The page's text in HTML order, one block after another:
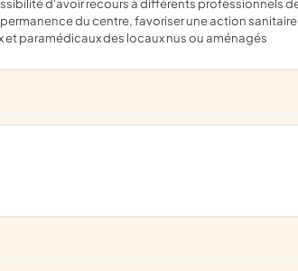
du centre, favoriser une action sanitaire
paramédicaux des locaux nus ou aménagés